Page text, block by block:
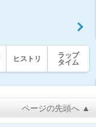
ヒストリ
ラップ
タイム
ページの先頭へ ▲